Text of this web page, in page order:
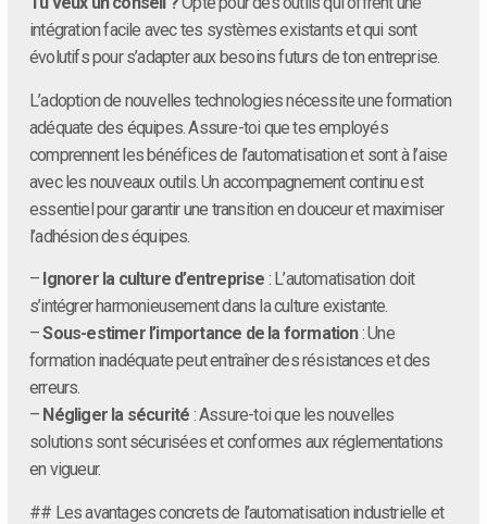
intégration facile avec tes systèmes existants et qui sont
évolutifs pour s’adapter aux besoins futurs de ton entreprise.
L’adoption de nouvelles technologies nécessite une formation
adéquate des équipes. Assure-toi que tes employés
comprennent les bénéfices de l’automatisation et sont à l’aise
avec les nouveaux outils. Un accompagnement continu est
essentiel pour garantir une transition en douceur et maximiser
l’adhésion des équipes.
– Ignorer la culture d’entreprise : L’automatisation doit
s’intégrer harmonieusement dans la culture existante.
–Sous-estimer l’importance de la formation: Une
formation inadéquate peut entraîner des résistances et des
erreurs.
– Négliger la sécurité : Assure-toi que les nouvelles
solutions sont sécurisées et conformes aux réglementations
en vigueur.
## Les avantages concrets de l’automatisation industrielle et